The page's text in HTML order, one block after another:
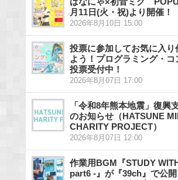
月11日(火・祝)より開催！
2026年8月10日 15:00
投票に参加してお気に入り
よう！プログラミング・コ
投票受付中！
2026年8月07日 17:00
「令和8年熊本地震」復興
のお知らせ（HATSUNE
CHARITY PROJECT）
2026年8月07日 12:00
作業用BGM『STUDY
part6 -』が『39ch』で公